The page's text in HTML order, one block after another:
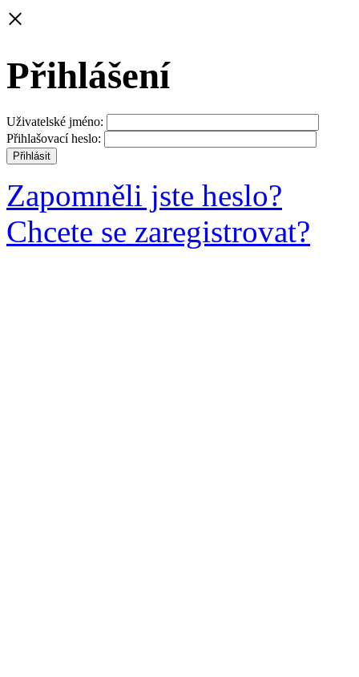
×
Přihlášení
Uživatelské jméno:
Přihlašovací heslo:
Zapomněli jste heslo?
Chcete se zaregistrovat?